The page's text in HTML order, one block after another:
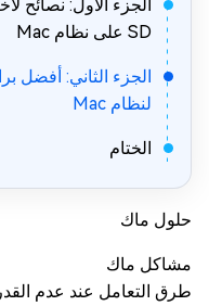
الجزء الأول: نصائح
SD على نظام Mac
لنظام Mac
الختام
حلول ماك
مشاكل ماك
طرق التعامل عند عدم